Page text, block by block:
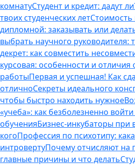
комнатуСтудент и кредит: дадут
твоих студенческих летСтоимость
дипломной: заказывать или
выбрать научного руководителя:
декрет: как совместить
курсовая: особенности и
работыПервая и успешная! Как
отличноСекреты идеального
чтобы быстро находить нужное
«учеба»: как безболезненно
обученияБизнес-инкубаторы при
когоПрофессия по психотипу:
интровертуПочему отчисляют на
главные причины и что делать